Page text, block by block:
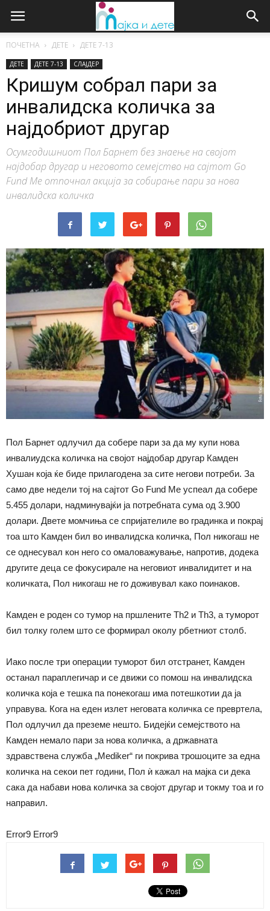
ПОЧЕТНА ДЕТЕ ДЕTE 7-13
ДЕТЕ ДЕTE 7-13 СЛАЈДЕР
Кришум собрал пари за
инвалидска количка за
најдобриот другар
Осумгодишниот Пол Барнет без знаење на својот
најдобар другар и неговото семејство на сајтот Go
Fund Me отпочнал акција за собирање пари за нова
инвалидска количка
Пол Барнет одлучил да собере пари за да му купи нова
инвалиудска количка на својот најдобар другар Камден
Хушан која ќе биде прилагодена за сите негови потреби. За
само две недели тој на сајтот Go Fund Me успеал да собере
5.455 долари, надминувајќи ја потребната сума од 3.900
долари. Двете момчиња се спријателиле во градинка и покрај
тоа што Камден бил во инвалидска количка, Пол никогаш не
се однесувал кон него со омаловажување, напротив, додека
другите деца се фокусирале на неговиот инвалидитет и на
количката, Пол никогаш не го доживувал како поинаков.
Камден е роден со тумор на пршлените Th2 и Th3, а туморот
бил толку голем што се формирал околу рбетниот столб.
Иако после три операции туморот бил отстранет, Камден
останал параплегичар и се движи со помош на инвалидска
количка која е тешка па понекогаш има потешкотии да ја
управува. Кога на еден излет неговата количка се превртела,
Пол одлучил да преземе нешто. Бидејќи семејството на
Камден немало пари за нова количка, а државната
здравствена служба „Mediker“ ги покрива трошоците за една
количка на секои пет години, Пол ѝ кажал на мајка си дека
сака да набави нова количка за својот другар и токму тоа и го
направил.
Error9 Error9